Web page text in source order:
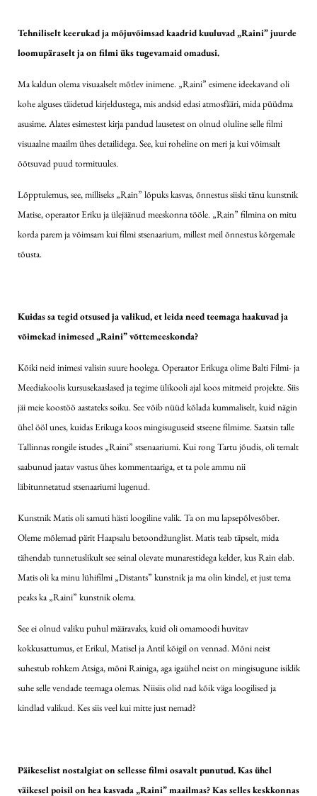
Tehniliselt keerukad ja mõjuvõimsad kaadrid kuuluvad „Raini” juurde
loomupäraselt ja on filmi üks tugevamaid omadusi.
Ma kaldun olema visuaalselt mõtlev inimene. „Raini” esimene ideekavand oli
kohe alguses täidetud kirjeldustega, mis andsid edasi atmosfääri, mida püüdma
asusime. Alates esimestest kirja pandud lausetest on olnud oluline selle filmi
visuaalne maailm ühes detailidega. See, kui roheline on meri ja kui võimsalt
õõtsuvad puud tormituules.
Lõpptulemus, see, milliseks „Rain” lõpuks kasvas, õnnestus siiski tänu kunstnik
Matise, operaator Eriku ja ülejäänud meeskonna tööle. „Rain” filmina on mitu
korda parem ja võimsam kui filmi stsenaarium, millest meil õnnestus kõrgemale
tõusta.
Kuidas sa tegid otsused ja valikud, et leida need teemaga haakuvad ja
võimekad inimesed „Raini” võttemeeskonda?
Kõiki neid inimesi valisin suure hoolega. Operaator Erikuga olime Balti Filmi- ja
Meediakoolis kursusekaaslased ja tegime ülikooli ajal koos mitmeid projekte. Siis
jäi meie koostöö aastateks soiku. See võib nüüd kõlada kummaliselt, kuid nägin
ühel ööl unes, kuidas Erikuga koos mingisuguseid stseene filmime. Saatsin talle
Tallinnas rongile istudes „Raini” stsenaariumi. Kui rong Tartu jõudis, oli temalt
saabunud jaatav vastus ühes kommentaariga, et ta pole ammu nii
läbitunnetatud stsenaariumi lugenud.
Kunstnik Matis oli samuti hästi loogiline valik. Ta on mu lapsepõlvesõber.
Oleme mõlemad pärit Haapsalu betoondžunglist. Matis teab täpselt, mida
tähendab tunnetuslikult see seinal olevate munarestidega kelder, kus Rain elab.
Matis oli ka minu lühifilmi „Distants” kunstnik ja ma olin kindel, et just tema
peaks ka „Raini” kunstnik olema.
See ei olnud valiku puhul määravaks, kuid oli omamoodi huvitav
kokkusattumus, et Erikul, Matisel ja Antil kõigil on vennad. Mõni neist
suhestub rohkem Atsiga, mõni Rainiga, aga igaühel neist on mingisugune isiklik
suhe selle vendade teemaga olemas. Niisiis olid nad kõik väga loogilised ja
kindlad valikud. Kes siis veel kui mitte just nemad?
Päikeselist nostalgiat on sellesse filmi osavalt punutud. Kas ühel
väikesel poisil on hea kasvada „Raini” maailmas? Kas selles keskkonnas